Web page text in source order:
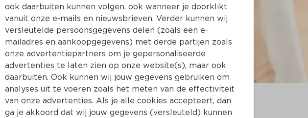
met kokos
ook daarbuiten kunnen volgen, ook wanneer je doorklikt
vanuit onze e-mails en nieuwsbrieven. Verder kunnen wij
versleutelde persoonsgegevens delen (zoals een e-
mailadres en aankoopgegevens) met derde partijen zoals
onze advertentiepartners om je gepersonaliseerde
advertenties te laten zien op onze website(s), maar ook
daarbuiten. Ook kunnen wij jouw gegevens gebruiken om
analyses uit te voeren zoals het meten van de effectiviteit
van onze advertenties. Als je alle cookies accepteert, dan
ga je akkoord dat wij jouw gegevens (versleuteld) kunnen